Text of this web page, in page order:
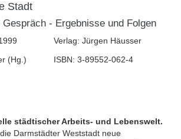
Stadt
- Ergebnisse und Folgen
(Hg.)
Verlag: Jürgen Häusser
ISBN: 3-89552-062-4
städtischer Arbeits- und Lebenswelt.
Darmstädter Weststadt neue